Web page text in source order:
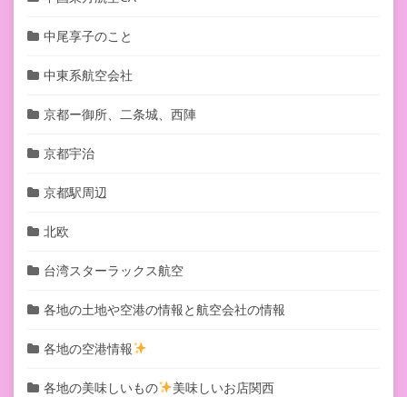
中尾享子のこと
中東系航空会社
京都ー御所、二条城、西陣
京都宇治
京都駅周辺
北欧
台湾スターラックス航空
各地の土地や空港の情報と航空会社の情報
各地の空港情報
各地の美味しいもの 美味しいお店関西